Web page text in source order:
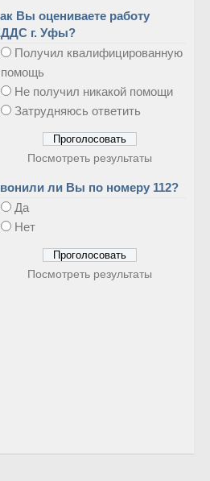
Вы оцениваете работу
г. Уфы?
Получил квалифицированную
помощь
Не получил никакой помощи
Затрудняюсь ответить
Посмотреть результаты
ли Вы по номеру 112?
Да
Нет
Посмотреть результаты